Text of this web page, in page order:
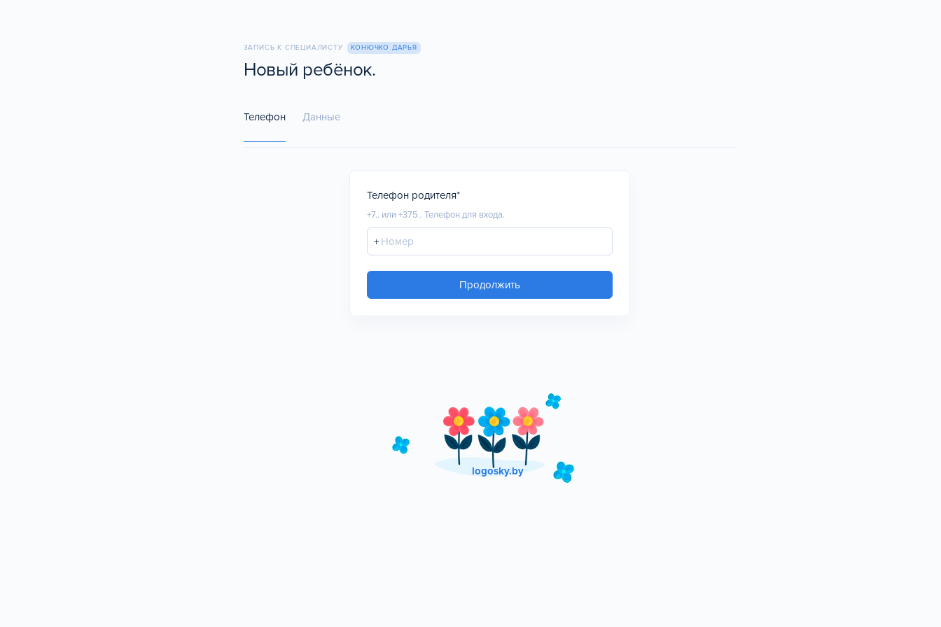
ЗАПИСЬ К СПЕЦИАЛИСТУ КОНЮЧКО ДАРЬЯ
Новый ребёнок.
Телефон Данные
Телефон родителя*
+7.. или +375.. Телефон для входа.
+
Продолжить
logosky.by